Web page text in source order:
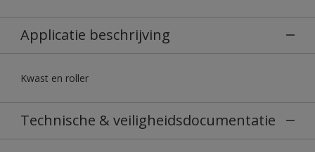
Applicatie beschrijving
Kwast en roller
Technische & veiligheidsdocumentatie